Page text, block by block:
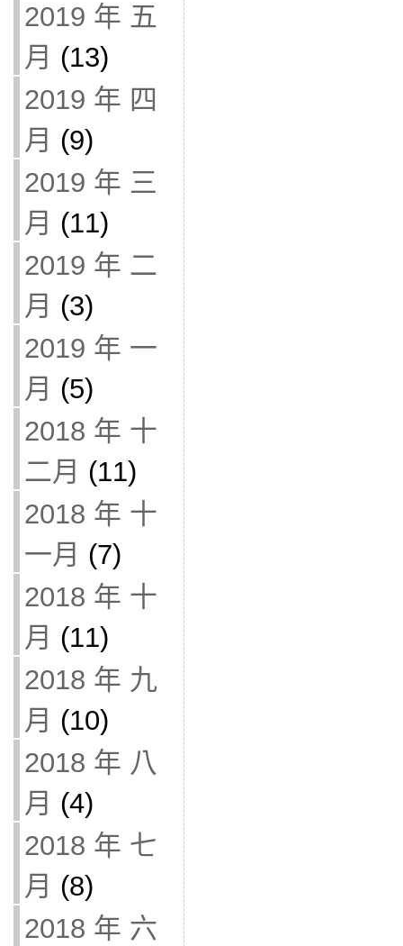
2019 年 五
月 (13)
2019 年 四
月 (9)
2019 年 三
月 (11)
2019 年 二
月 (3)
2019 年 一
月 (5)
2018 年 十
二月 (11)
2018 年 十
一月 (7)
2018 年 十
月 (11)
2018 年 九
月 (10)
2018 年 八
月 (4)
2018 年 七
月 (8)
2018 年 六